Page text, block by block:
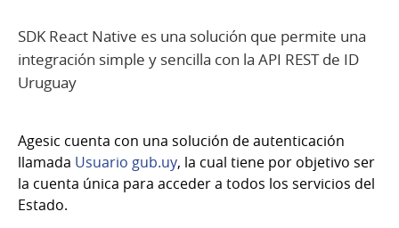
SDK React Native es una solución que permite una
integración simple y sencilla con la API REST de ID
Uruguay
Agesic cuenta con una solución de autenticación
llamada Usuario gub.uy, la cual tiene por objetivo ser
la cuenta única para acceder a todos los servicios del
Estado.